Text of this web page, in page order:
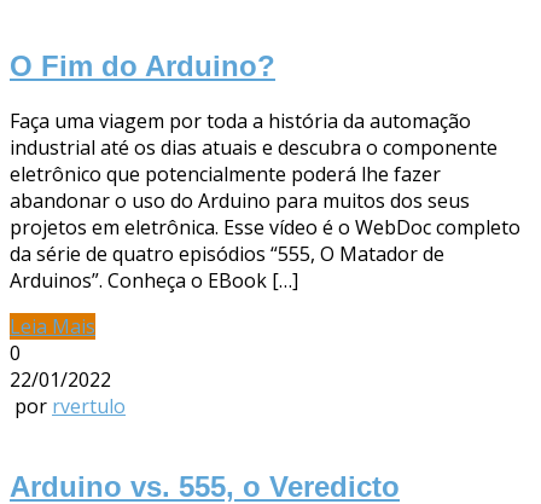
O Fim do Arduino?
Faça uma viagem por toda a história da automação
industrial até os dias atuais e descubra o componente
eletrônico que potencialmente poderá lhe fazer
abandonar o uso do Arduino para muitos dos seus
projetos em eletrônica. Esse vídeo é o WebDoc completo
da série de quatro episódios “555, O Matador de
Arduinos”. Conheça o EBook […]
Leia Mais
0
22/01/2022
por rvertulo
Arduino vs. 555, o Veredicto